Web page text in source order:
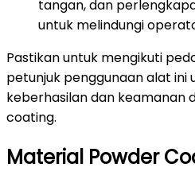
tangan, dan
untuk melindungi
Pastikan untuk mengikuti
petunjuk penggunaan alat ini
keberhasilan dan keamanan
coating.
Material Powder